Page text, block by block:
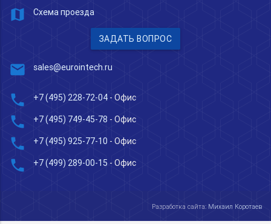
map Схема проезда
ЗАДАТЬ ВОПРОС
mail sales@eurointech.ru
phone +7 (495) 228-72-04 - Офис
phone +7 (495) 749-45-78 - Офис
phone +7 (495) 925-77-10 - Офис
phone +7 (499) 289-00-15 - Офис
Разработка сайта: Михаил Коротаев